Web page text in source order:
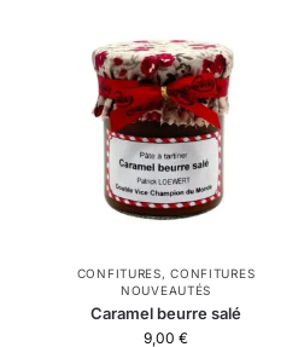
CONFITURES,CONFITURES
NOUVEAUTÉS
Caramel beurre salé
9,00 €